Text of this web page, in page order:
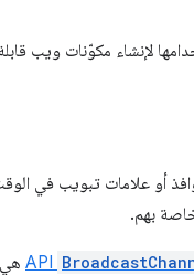
لإنشاء مكوّنات ويب
أو علامات تبويب في
بهم.